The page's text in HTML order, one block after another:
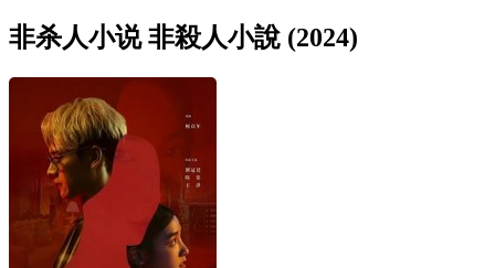
非杀人小说 非殺人小說 (2024)